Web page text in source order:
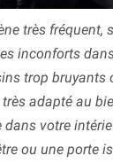
très fréquent,
inconforts
trop bruyants
adapté au
votre
ou une porte